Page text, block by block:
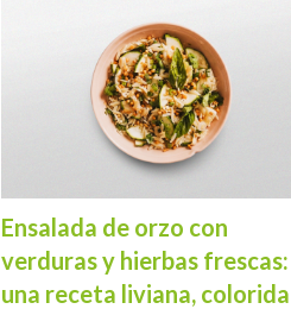
Ensalada de orzo con
verduras y hierbas frescas:
una receta liviana,